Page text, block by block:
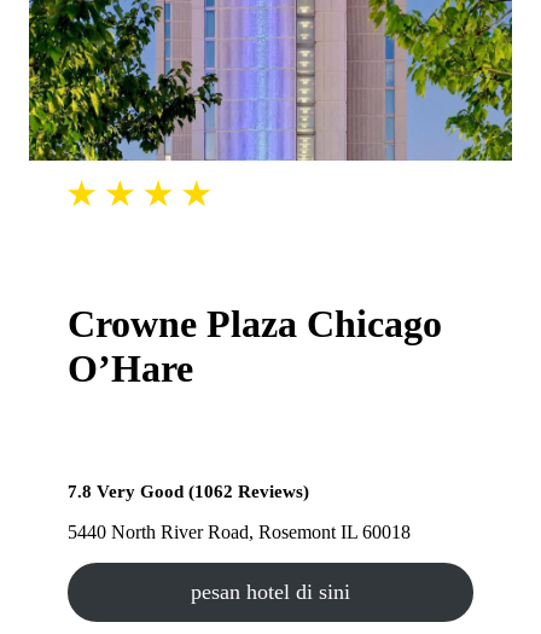
Crowne Plaza Chicago
O’Hare
7.8 Very Good (1062 Reviews)
5440 North River Road, Rosemont IL 60018
pesan hotel di sini